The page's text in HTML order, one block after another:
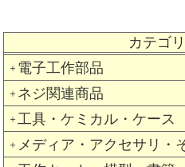
カテゴ
＋ 電子工作部品
＋ ネジ関連商品
＋ 工具・ケミカル・ケース
＋ メディア・アクセサリ・